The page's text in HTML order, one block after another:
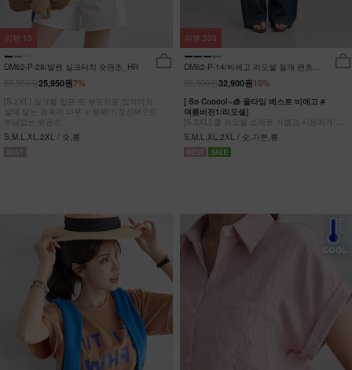
DM62-P-28/발렌 실크터치 숏팬츠_HR
7%
25,950원
[S-2XL] 실크를 입은 듯 부드러운,입자마자
살에 닿는 감촉이 너무 시원해!기장선택으로
부담없는 숏팬츠
S,M,L,XL,2XL / 숏,롱
리뷰 10
DM62-P-14/비에고 리오셀 절개 팬츠
15%
32,900원
[ So Cooool~🧊 올타임 베스트 비에고 #
여름버전1/리오셀]
[S-2XL] 쿨 리오셀 소재로 가볍고 시원하게!
사이드 절개 쿨링 데님팬츠
S,M,L,XL,2XL / 숏,기본,롱
리뷰 330